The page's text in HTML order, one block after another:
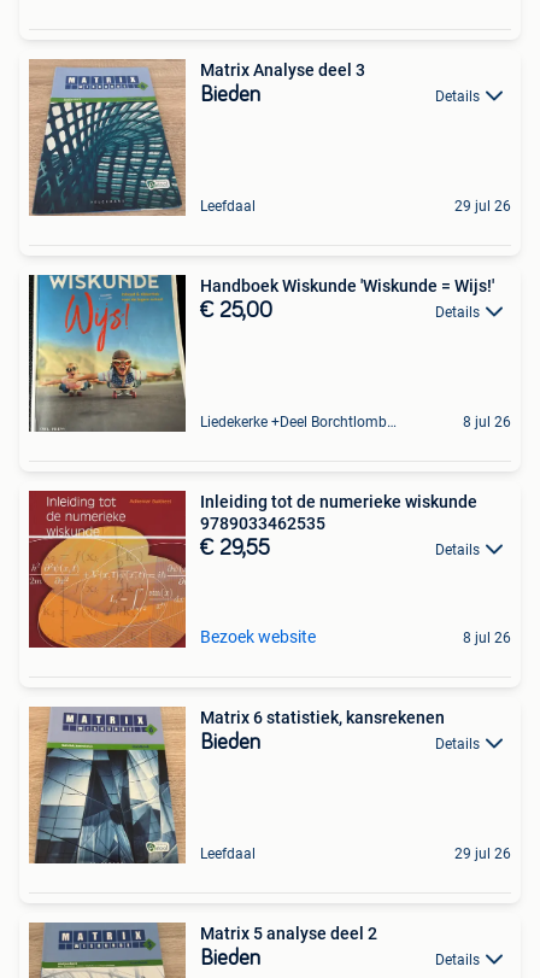
Matrix Analyse deel 3
Bieden Details
Leefdaal 29 jul 26
Handboek Wiskunde 'Wiskunde = Wijs!'
€ 25,00 Details
Liedekerke +Deel Borchtlombeek 8 jul 26
Inleiding tot de numerieke wiskunde
9789033462535
€ 29,55 Details
Bezoek website 8 jul 26
Matrix 6 statistiek, kansrekenen
Bieden Details
Leefdaal 29 jul 26
Matrix 5 analyse deel 2
Bieden Details